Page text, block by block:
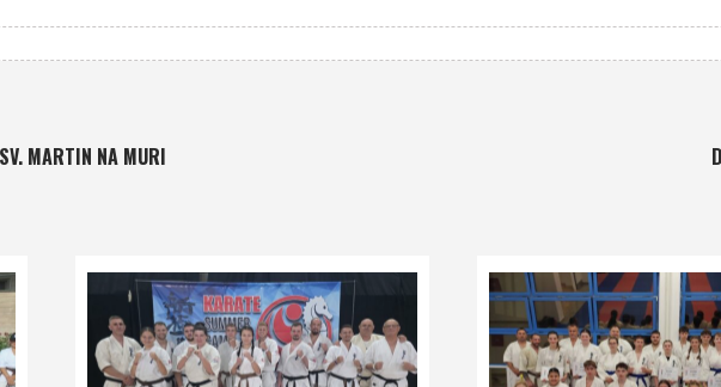
MARTIN NA MURI